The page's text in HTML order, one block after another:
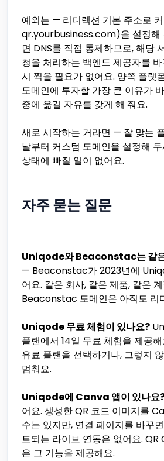
예외는 — 리디렉션 기본 주소로
qr.yourbusiness.com)을 설정해
면 DNS를 직접 통제하므로, 해당
청을 처리하는 백엔드 제공자를
시 찍을 필요가 없어요. 양쪽 플랫
도메인에 투자할 가장 큰 이유가
중에 옮길 자유를 갖게 해 줘요.
새로 시작하는 거라면 — 잘 맞는
날부터 커스텀 도메인을 설정해
상태에 빠질 일이 없어요.
자주 묻는 질문
Uniqode와 Beaconstac는 같
— Beaconstac가 2023년에
어요. 같은 회사, 같은 제품, 같은
Beaconstac 도메인은 아직도 리
Uniqode 무료 체험이 있나요?
플랜에서 14일 무료 체험을 제공
유료 플랜을 선택하거나, 그렇지
멈춰요.
Uniqode에 Canva 앱이 있나요
어요. 생성한 QR 코드 이미지를
수는 있지만, 연결 페이지를 바꾸
트되는 라이브 연동은 없어요.
은 그 기능을 제공해요.